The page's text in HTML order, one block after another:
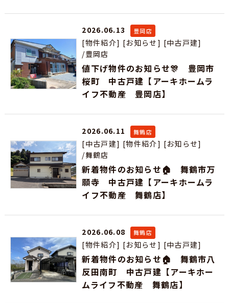
2026.06.13 豊岡店
[物件紹介] [お知らせ] [中古戸建]
/豊岡店
値下げ物件のお知らせ🎊 豊岡市
桜町 中古戸建【アーキホームラ
イフ不動産 豊岡店】
2026.06.11 舞鶴店
[中古戸建] [物件紹介] [お知らせ]
/舞鶴店
新着物件のお知らせ🏠 舞鶴市万
願寺 中古戸建【アーキホームラ
イフ不動産 舞鶴店】
2026.06.08 舞鶴店
[物件紹介] [お知らせ] [中古戸建]
新着物件のお知らせ🏠 舞鶴市八
反田南町 中古戸建【アーキホー
ムライフ不動産 舞鶴店】